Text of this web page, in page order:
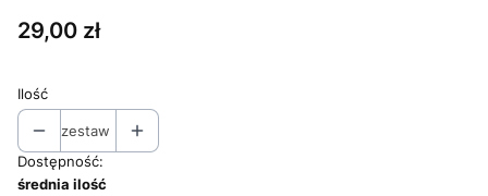
Cena
29,00 zł
Ilość
zestaw
Dostępność:
średnia ilość